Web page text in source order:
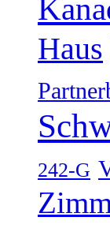
Haus
242-G